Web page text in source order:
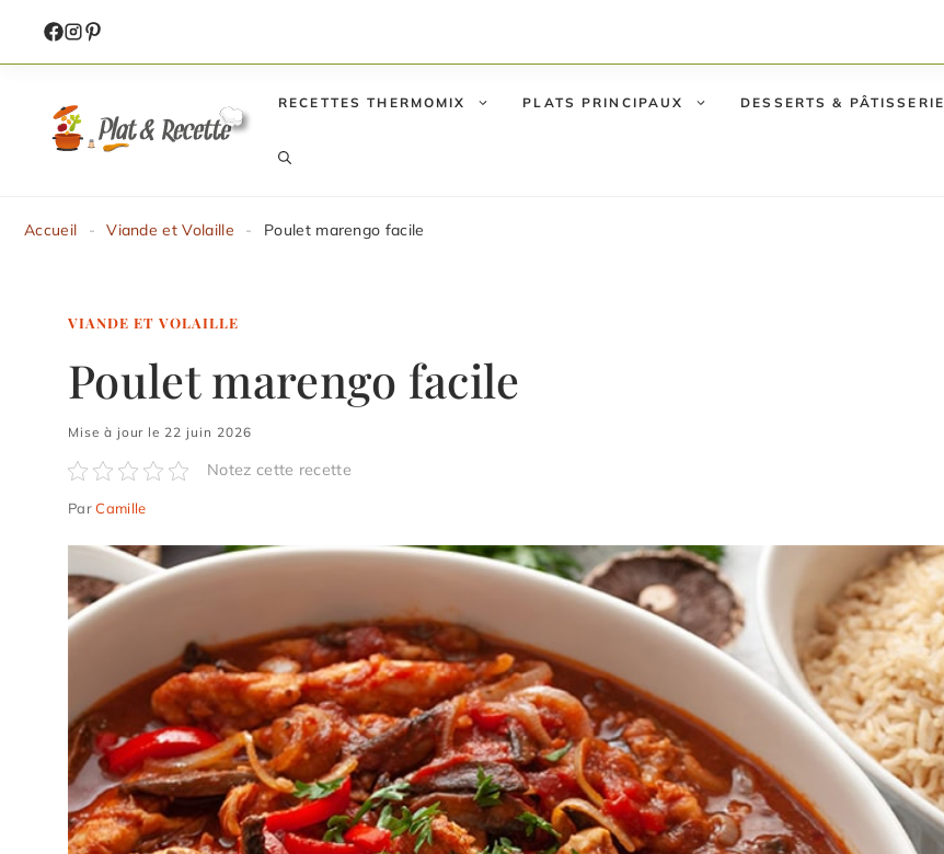
contenu
RECETTES THERMOMIX PLATS PRINCIPAUX DESSERTS & PÂTISSERIE
Accueil - Viande et Volaille - Poulet marengo facile
VIANDE ET VOLAILLE
Poulet marengo facile
Mise à jour le 22 juin 2026
Notez cette recette
ParCamille